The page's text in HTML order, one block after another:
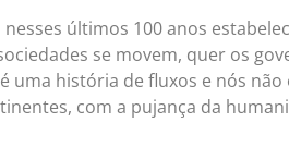
últimos 100 anos
se movem, quer os
uma história de fluxos e nós
com a pujança da